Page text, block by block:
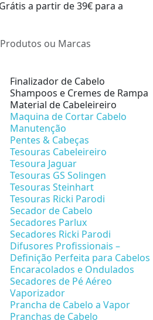
a partir de 39€ para a
Finalizador de Cabelo
Shampoos e Cremes de Rampa
Material de Cabeleireiro
Maquina de Cortar Cabelo
Manutenção
Pentes & Cabeças
Tesouras Cabeleireiro
Tesoura Jaguar
Tesouras GS Solingen
Tesouras Steinhart
Tesouras Ricki Parodi
Secador de Cabelo
Secadores Parlux
Secadores Ricki Parodi
Difusores Profissionais –
Definição Perfeita para Cabelos
Encaracolados e Ondulados
Secadores de Pé Aéreo
Vaporizador
Prancha de Cabelo a Vapor
Pranchas de Cabelo